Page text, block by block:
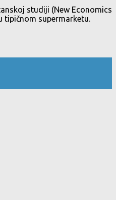
studiji (New Economics
tipičnom supermarketu.